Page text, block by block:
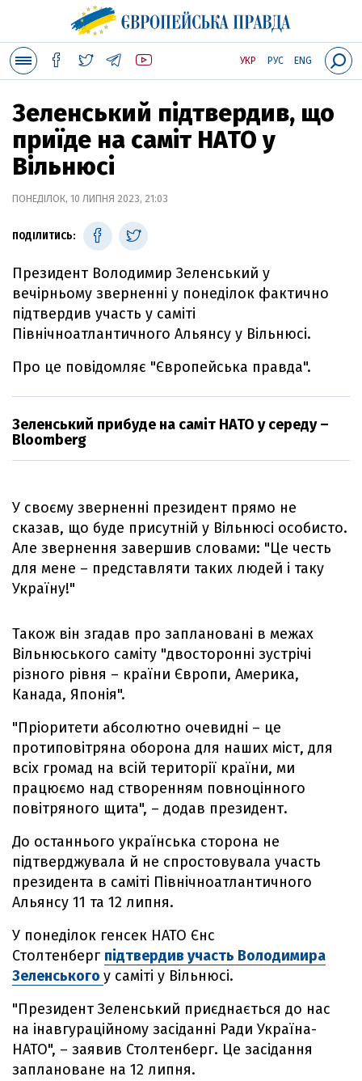
УКР РУС ENG
Зеленський підтвердив, що
приїде на саміт НАТО у
Вільнюсі
ПОНЕДІЛОК, 10 ЛИПНЯ 2023, 21:03
ПОДІЛИТИСЬ:
Президент Володимир Зеленський у
вечірньому зверненні у понеділок фактично
підтвердив участь у саміті
Північноатлантичного Альянсу у Вільнюсі.
Про це повідомляє "Європейська правда".
Зеленський прибуде на саміт НАТО у середу –
Bloomberg
У своєму зверненні президент прямо не
сказав, що буде присутній у Вільнюсі особисто.
Але звернення завершив словами: "Це честь
для мене – представляти таких людей і таку
Україну!"
Також він згадав про заплановані в межах
Вільнюського саміту "двосторонні зустрічі
різного рівня – країни Європи, Америка,
Канада, Японія".
"Пріоритети абсолютно очевидні – це
протиповітряна оборона для наших міст, для
всіх громад на всій території країни, ми
працюємо над створенням повноцінного
повітряного щита", – додав президент.
До останнього українська сторона не
підтверджувала й не спростовувала участь
президента в саміті Північноатлантичного
Альянсу 11 та 12 липня.
У понеділок генсек НАТО Єнс
Столтенберг підтвердив участь Володимира
Зеленського у саміті у Вільнюсі.
"Президент Зеленський приєднається до нас
на інавгураційному засіданні Ради Україна-
НАТО", – заявив Столтенберг. Це засідання
заплановане на 12 липня.